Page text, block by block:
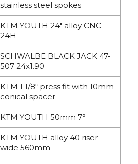
stainless steel spokes
KTM YOUTH 24" alloy CNC
24H
SCHWALBE BLACK JACK 47-
507 24x1.90
KTM 1 1/8“ press fit with 10mm
conical spacer
KTM YOUTH 50mm 7°
KTM YOUTH alloy 40 riser
wide 560mm